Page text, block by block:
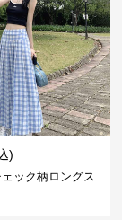
)
ック柄ロングス